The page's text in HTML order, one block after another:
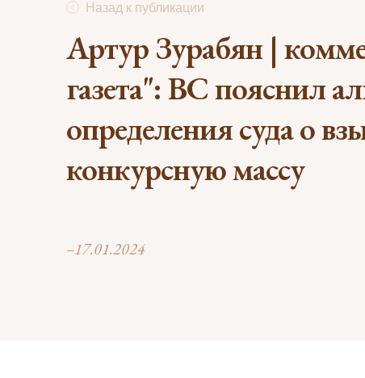
Назад к публикации
Артур Зурабян |
газета": ВС пояснил
определения суда о
конкурсную массу
–17.01.2024